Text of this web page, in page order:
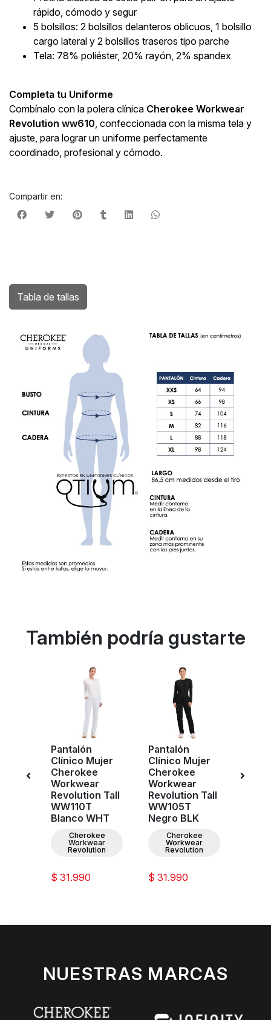
rápido, cómodo y segur
5 bolsillos: 2 bolsillos delanteros oblicuos, 1 bolsillo
cargo lateral y 2 bolsillos traseros tipo parche
Tela: 78% poliéster, 20% rayón, 2% spandex
Completa tu Uniforme
Combínalo con la polera clínica Cherokee Workwear
Revolution ww610 , confeccionada con la misma tela y
ajuste, para lograr un uniforme perfectamente
coordinado, profesional y cómodo.
Compartir en:
Tabla de tallas
También podría gustarte
Pantalón
Clínico Mujer
Cherokee
Workwear
Revolution Tall
WW110T
Blanco WHT
Cherokee
Workwear
Revolution
$ 31.990
Pantalón
Clínico Mujer
Cherokee
Workwear
Revolution Tall
WW105T
Negro BLK
Cherokee
Workwear
Revolution
$ 31.990
NUESTRAS MARCAS